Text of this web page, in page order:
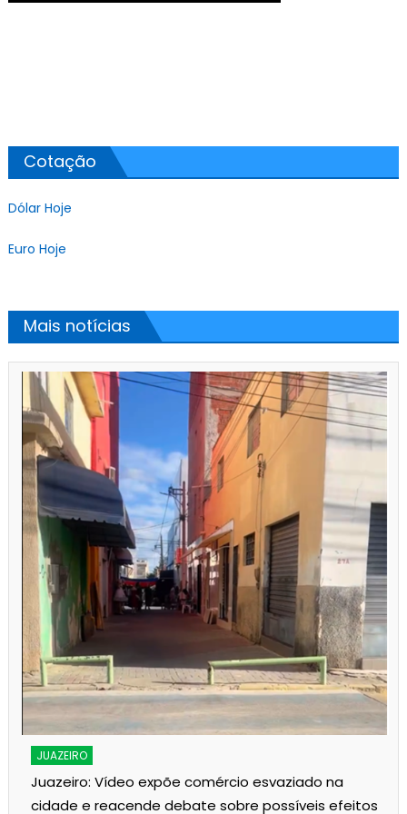
Cotação
Dólar Hoje
Euro Hoje
Mais notícias
JUAZEIRO
Juazeiro: Vídeo expõe comércio esvaziado na
cidade e reacende debate sobre possíveis efeitos